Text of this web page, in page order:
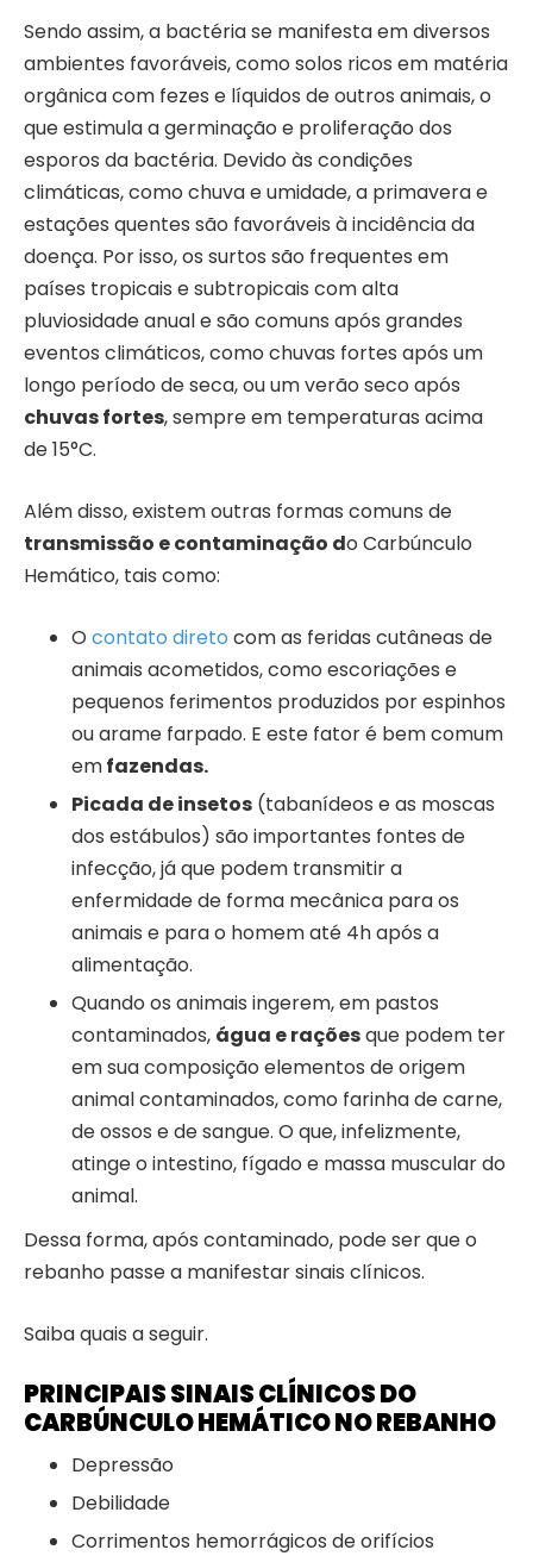
Sendo assim, a bactéria se manifesta em diversos
ambientes favoráveis, como solos ricos em matéria
orgânica com fezes e líquidos de outros animais, o
que estimula a germinação e proliferação dos
esporos da bactéria. Devido às condições
climáticas, como chuva e umidade, a primavera e
estações quentes são favoráveis à incidência da
doença. Por isso, os surtos são frequentes em
países tropicais e subtropicais com alta
pluviosidade anual e são comuns após grandes
eventos climáticos, como chuvas fortes após um
longo período de seca, ou um verão seco após
chuvas fortes, sempre em temperaturas acima
de 15°C.
Além disso, existem outras formas comuns de
transmissão e contaminação do Carbúnculo
Hemático, tais como:
O contato direto com as feridas cutâneas de
animais acometidos, como escoriações e
pequenos ferimentos produzidos por espinhos
ou arame farpado. E este fator é bem comum
emfazendas.
Picada de insetos (tabanídeos e as moscas
dos estábulos) são importantes fontes de
infecção, já que podem transmitir a
enfermidade de forma mecânica para os
animais e para o homem até 4h após a
alimentação.
Quando os animais ingerem, em pastos
contaminados, água e raçõesque podem ter
em sua composição elementos de origem
animal contaminados, como farinha de carne,
de ossos e de sangue. O que, infelizmente,
atinge o intestino, fígado e massa muscular do
animal.
Dessa forma, após contaminado, pode ser que o
rebanho passe a manifestar sinais clínicos.
Saiba quais a seguir.
PRINCIPAIS SINAIS CLÍNICOS DO
CARBÚNCULO HEMÁTICO NO REBANHO
Depressão
Debilidade
Corrimentos hemorrágicos de orifícios